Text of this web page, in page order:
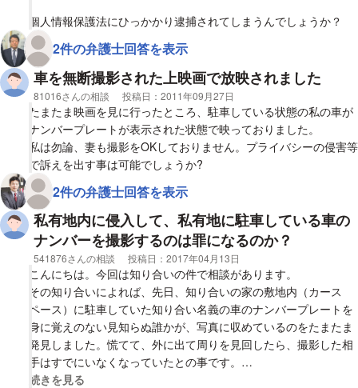
まさか後ろから私達に見られているとは思いもせずにバシャバ
シャ撮影していたのでしょうが、無理矢理携帯を奪い取って確認
するわけにもいかず、そそくさと逃げて行く相手を見ているしか
ありませんでした。。
今までも何度かこうした低レベルな嫌がらせを受けており、今回
も無断撮影されたことが本当に気持ち悪く、いい加減にして欲し
いです。。調停で辛い思いで和解した意味が無くなってしまいま
す。
この他人の車を無断で撮影する行為に対して、証拠が無ければこ
ちらは何も出来ないのでしょうか?相手が無断撮影している様子
をこちらが撮影したものがあれば迷惑行為として警察等から注意
して頂くことは出来るでしょうか?おそらく相手は撮影したもの
をすぐに削除したか、どこかに転送してから削除している気がし
ます。
万に一つ、本当にお子さんとメールしていたとしても、普通に
立ってメールすれば良いものをわざわざうちの車が止まっている
所まで足を運び、目の前にしゃがみ込んで車のナンバーにポイン
トを合わせるような格好をし誤解されるような行為をしたことに
ついて、今までの稚拙な嫌がらせも含めて何かしら罰を与える等
の対策をとれるのでしょうか?ナンバーや車体を撮影したところ
個人情報保護法にひっかかり逮捕されてしまうんでしょうか？
2件の弁護士回答を表示
車を無断撮影された上映画で放映されました
相談者
81016さんの相談 投稿日： 2011年09月27日
たまたま映画を見に行ったところ、駐車している状態の私の車が
ナンバープレートが表示された状態で映っておりました。
私は勿論、妻も撮影をOKしておりません。プライバシーの侵害等
で訴えを出す事は可能でしょうか?
2件の弁護士回答を表示
私有地内に侵入して、私有地に駐車している車の
ナンバーを撮影するのは罪になるのか？
相談者
541876さんの相談 投稿日： 2017年04月13日
こんにちは。今回は知り合いの件で相談があります。
その知り合いによれば、先日、知り合いの家の敷地内（カース
ペース）に駐車していた知り合い名義の車のナンバープレートを
身に覚えのない見知らぬ誰かが、写真に収めているのをたまたま
発見しました。慌てて、外に出て周りを見回したら、撮影した相
手はすでにいなくなっていたとの事です。
本人曰く、「たとえいたずらであっても、許せない。と同時に個
視覚的に省略された相談全文の
続きを見る